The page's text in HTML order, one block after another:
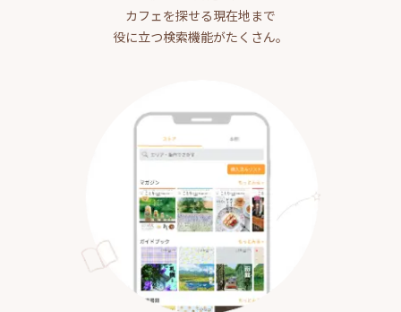
カフェを探せる現在地まで
役に立つ検索機能がたくさん。